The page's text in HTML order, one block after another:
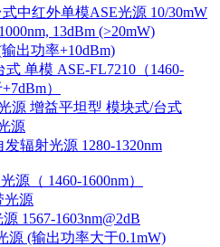
中红外单模ASE光源 10/30mW
13dBm (>20mW)
出功率+10dBm)
式 单模 ASE-FL7210（1460-
）
源 增益平坦型 模块式/台式
源
辐射光源 1280-1320nm
源（ 1460-1600nm）
光源
1567-1603nm@2dB
源 (输出功率大于0.1mW)